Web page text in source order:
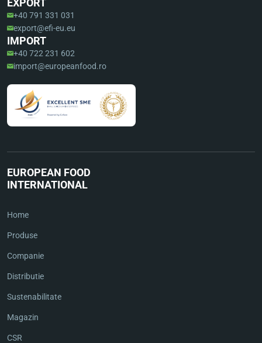
EXPORT
+40 791 331 031
export@efi-eu.eu
IMPORT
+40 722 231 602
import@europeanfood.ro
EUROPEAN FOOD
INTERNATIONAL
Home
Produse
Companie
Distributie
Sustenabilitate
Magazin
CSR